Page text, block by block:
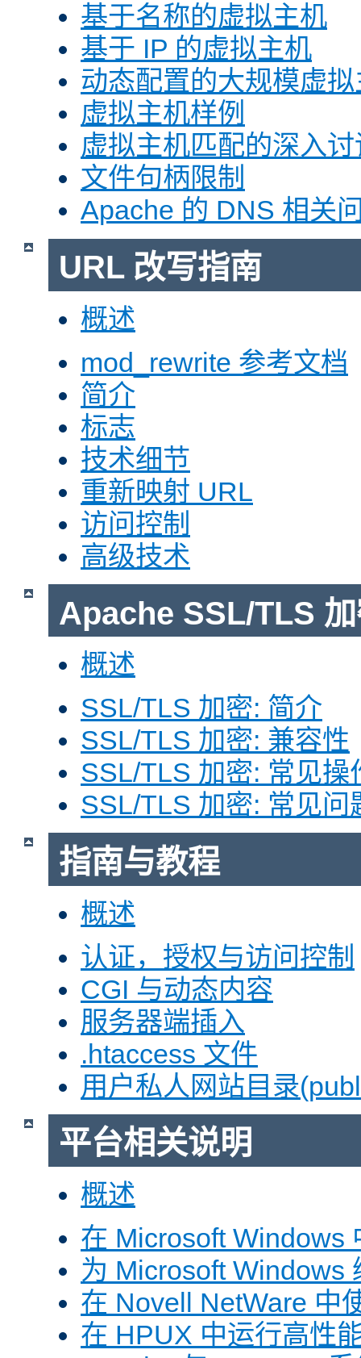
基于名称的虚拟主机
基于 IP 的虚拟主机
动态配置的大规模虚
虚拟主机样例
虚拟主机匹配的深入讨
文件句柄限制
Apache 的 DNS 相关
URL 改写指南
概述
mod_rewrite 参考文档
简介
标志
技术细节
重新映射 URL
访问控制
高级技术
Apache SSL/TLS
概述
SSL/TLS 加密: 简介
SSL/TLS 加密: 兼容性
SSL/TLS 加密: 常见操
SSL/TLS 加密: 常见问
指南与教程
概述
认证，授权与访问控制
CGI 与动态内容
服务器端插入
.htaccess 文件
用户私人网站目录
平台相关说明
概述
在 Microsoft Windows
为 Microsoft Windows
在 Novell NetWare 中
在 HPUX 中运行高性